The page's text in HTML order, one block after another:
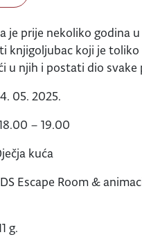
je prije nekoliko godina
knjigoljubac koji je toliko
u njih i postati dio svake
05. 2025.
– 19.00
kuća
Escape Room &
g.